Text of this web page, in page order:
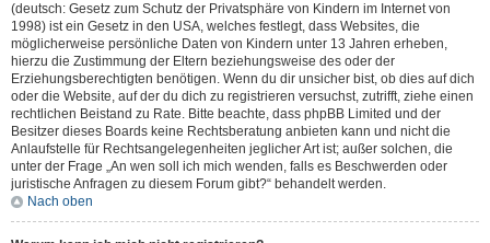
(deutsch: Gesetz zum Schutz der Privatsphäre von Kindern im Internet von
1998) ist ein Gesetz in den USA, welches festlegt, dass Websites, die
möglicherweise persönliche Daten von Kindern unter 13 Jahren erheben,
hierzu die Zustimmung der Eltern beziehungsweise des oder der
Erziehungsberechtigten benötigen. Wenn du dir unsicher bist, ob dies auf dich
oder die Website, auf der du dich zu registrieren versuchst, zutrifft, ziehe einen
rechtlichen Beistand zu Rate. Bitte beachte, dass phpBB Limited und der
Besitzer dieses Boards keine Rechtsberatung anbieten kann und nicht die
Anlaufstelle für Rechtsangelegenheiten jeglicher Art ist; außer solchen, die
unter der Frage „An wen soll ich mich wenden, falls es Beschwerden oder
juristische Anfragen zu diesem Forum gibt?“ behandelt werden.
Nach oben